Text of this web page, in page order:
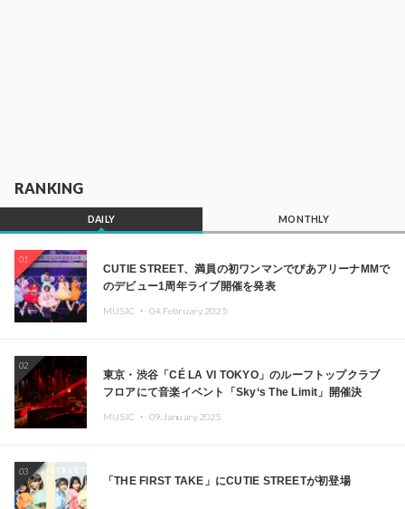
RANKING
DAILY MONTHLY
01
CUTIE STREET、満員の初ワンマンでぴあアリーナMMで
のデビュー1周年ライブ開催を発表
MUSIC ・ 04.February.2025
02
東京・渋谷「CÉ LA VI TOKYO」のルーフトップクラブ
フロアにて音楽イベント「Sky‘s The Limit」開催決
MUSIC ・ 09.January.2025
03
「THE FIRST TAKE」にCUTIE STREETが初登場